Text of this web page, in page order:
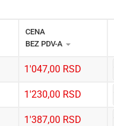
CENA
BEZ PDV-A
1'047,00 RSD
1'230,00 RSD
1'387,00 RSD